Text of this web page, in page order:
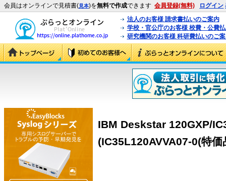
会員はオンラインで見積書(見本)を無料で作成できます 会員登録(無料) ログイン
法人のお客様 請求書払いのご案内
学校・官公庁のお客様 校費・公費
研究機関のお客様 科研費払いのご
IBM Deskstar 120GXP/
(IC35L120AVVA07-0(特価